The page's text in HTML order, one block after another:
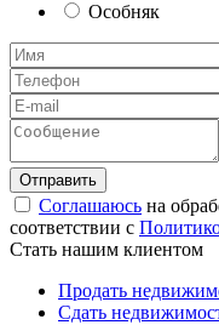
Особняк
Соглашаюсь на
соответствии с
Стать нашим клиентом
Продать
Сдать